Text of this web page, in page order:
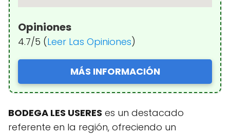
Opiniones
4.7/5 (Leer Las Opiniones)
MÁS INFORMACIÓN
BODEGA LES USERES es un destacado
referente en la región, ofreciendo un